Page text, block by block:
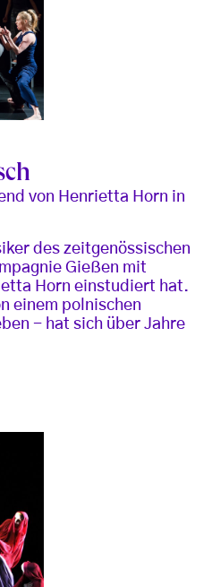
von Henrietta Horn in
des zeitgenössischen
Gießen mit
Horn einstudiert hat.
einem polnischen
- hat sich über Jahre